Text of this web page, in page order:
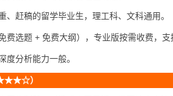
、赶稿的留学毕业生，理工科、文科通用。
费选题 + 免费大纲），专业版按需收费，
度分析能力一般。
）